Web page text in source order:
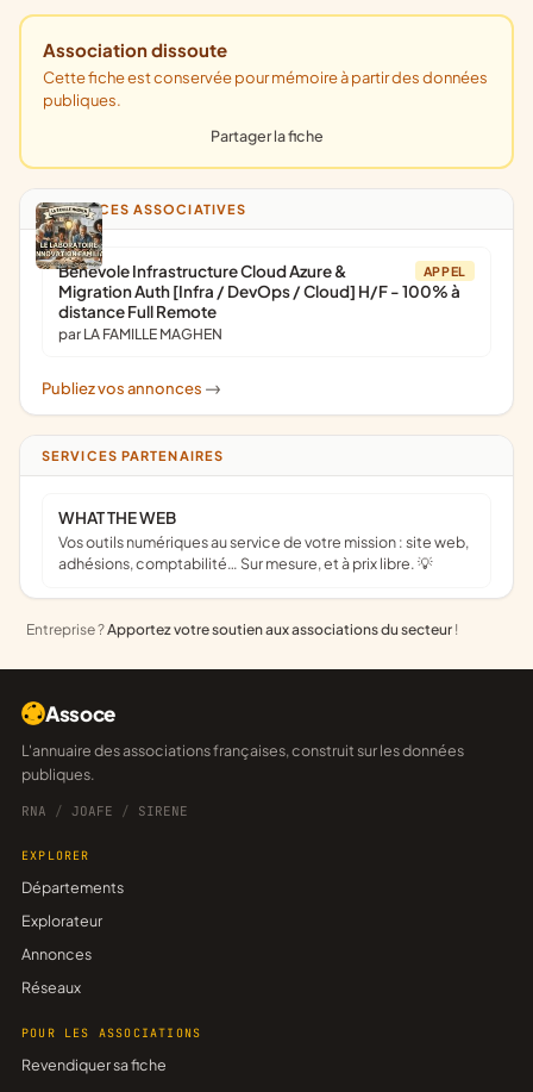
Association dissoute
Cette fiche est conservée pour mémoire à partir des données
publiques.
Partager la fiche
ANNONCES ASSOCIATIVES
APPEL
Bénévole Infrastructure Cloud Azure &
Migration Auth [Infra / DevOps / Cloud] H/F - 100% à
distance Full Remote
par LA FAMILLE MAGHEN
Publiez vos annonces ->
SERVICES PARTENAIRES
WHAT THE WEB
Vos outils numériques au service de votre mission : site web,
adhésions, comptabilité… Sur mesure, et à prix libre. 💡
Entreprise ?Apportez votre soutien aux associations du secteur !
Assoce
L'annuaire des associations françaises, construit sur les données
publiques.
RNA / JOAFE / SIRENE
EXPLORER
Départements
Explorateur
Annonces
Réseaux
POUR LES ASSOCIATIONS
Revendiquer sa fiche